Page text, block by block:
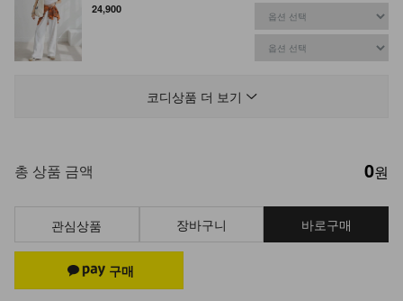
24,900
11%
NK51-JS-8/토피넛 포켓 점퍼
_HR,DY
DM61-P-22/플릿 남녀공용 밴딩팬츠
_YN
19,900
코디상품 더 보기
총 상품 금액 0원
관심상품 장바구니 바로구매